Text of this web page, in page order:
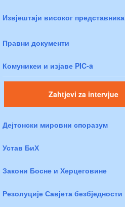
Извјештаји високог представника
Правни документи
Комуникеи и изјаве PIC-a
Zahtjevi za intervjue
Дејтонски мировни споразум
Устав БиХ
Закони Босне и Херцеговине
Резолуције Савјета безбједности